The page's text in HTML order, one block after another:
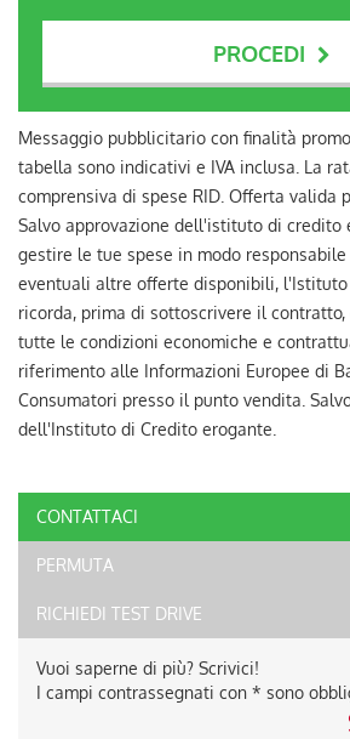
PROCEDI
Contattaci
Ho letto e accettol'informativa
Acconsento al trattamento dei miei
Invia la tua
Messaggio pubblicitario con finalità
tabella sono indicativi e IVA inclusa. La
comprensiva di spese RID. Offerta valida
Salvo approvazione dell'istituto di credito
gestire le tue spese in modo responsabile
eventuali altre offerte disponibili,
ricorda, prima di sottoscrivere il
tutte le condizioni economiche e
riferimento alle Informazioni Europee di
Consumatori presso il punto vendita.
dell'Instituto di Credito erogante.
CONTATTACI
PERMUTA
RICHIEDI TEST DRIVE
Vuoi saperne di più? Scrivici!
I campi contrassegnati con * sono